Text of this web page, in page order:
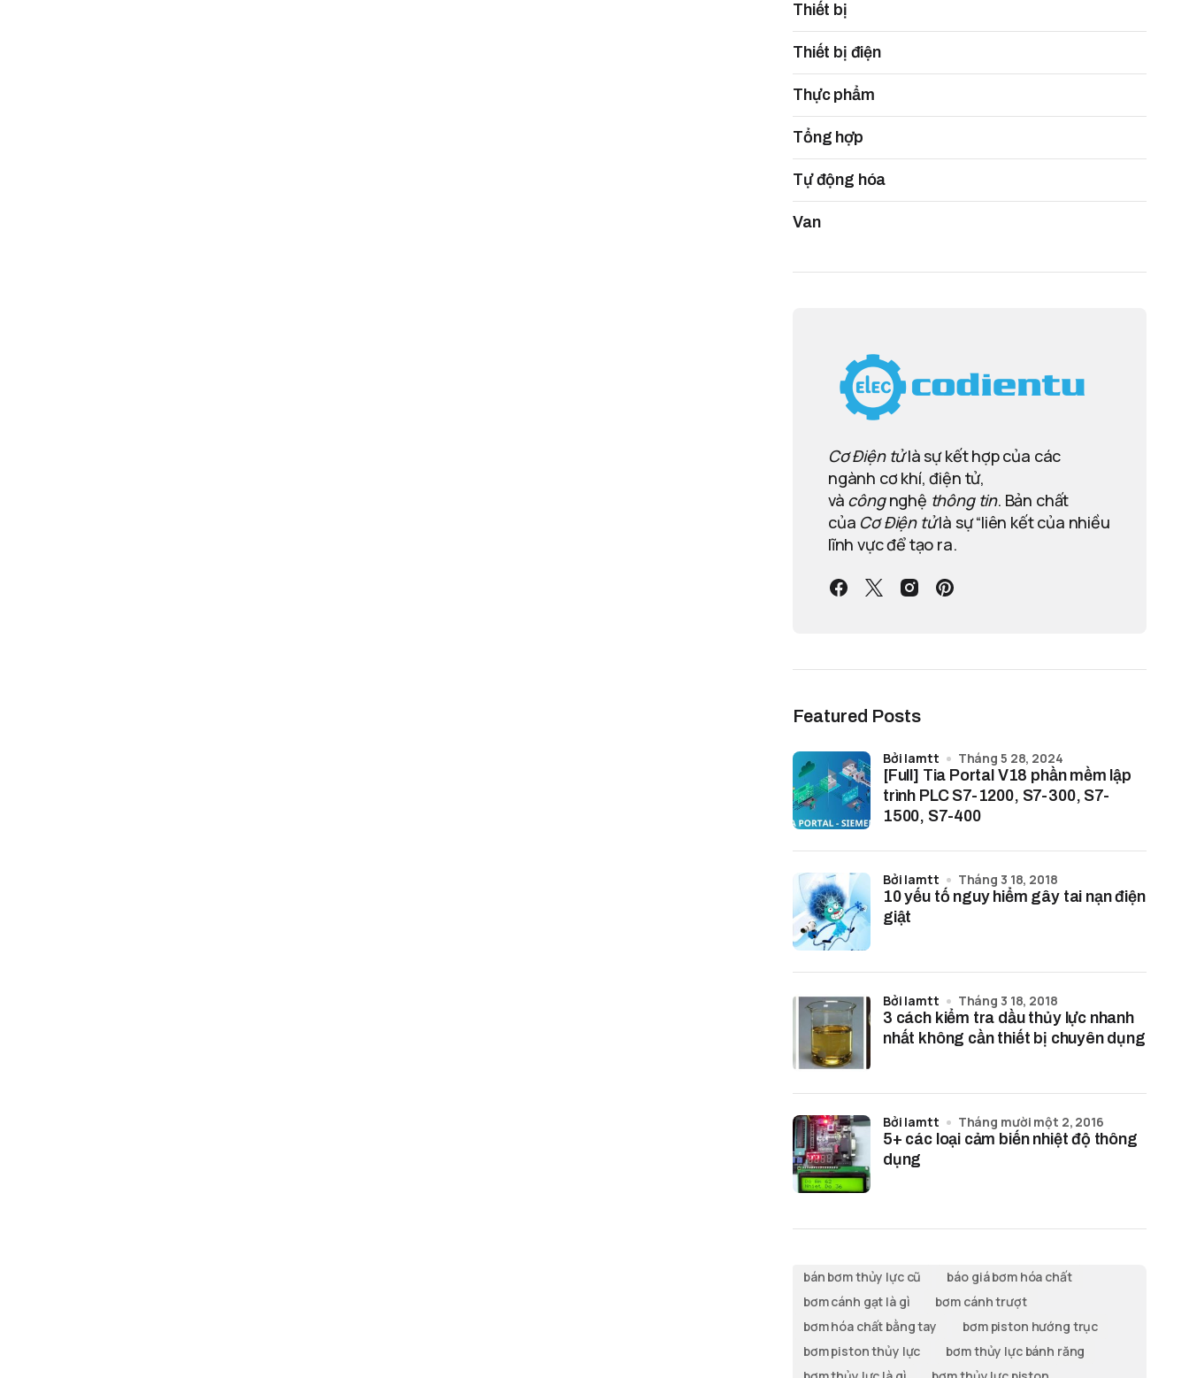
Thiết bị
Thiết bị điện
Thực phẩm
Tổng hợp
Tự động hóa
Van
Cơ Điện tửlà sự kết hợp của các
ngành cơ khí, điện tử,
và côngnghệ thông tin. Bản chất
của Cơ Điện tửlà sự “liên kết của nhiều
lĩnh vực để tạo ra.
Featured Posts
[Full] Tia Portal V18 phần mềm lập
trình PLC S7-1200, S7-300, S7-
1500, S7-400
bởi lamtt Tháng 5 28, 2024
10 yếu tố nguy hiểm gây tai nạn điện
giật
bởi lamtt Tháng 3 18, 2018
3 cách kiểm tra dầu thủy lực nhanh
nhất không cần thiết bị chuyên dụng
bởi lamtt Tháng 3 18, 2018
5+ các loại cảm biến nhiệt độ thông
dụng
bởi lamtt Tháng mười một 2, 2016
bán bơm thủy lực cũ
báo giá bơm hóa chất
bơm cánh gạt là gì
bơm cánh trượt
bơm hóa chất bằng tay
bơm piston hướng trục
bơm piston thủy lực
bơm thủy lực bánh răng